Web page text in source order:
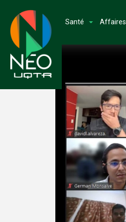
Santé Affaires